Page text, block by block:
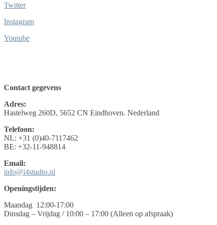
Twitter
Instagram
Youtube
Contact gegevens
Adres:
Hastelweg 260D, 5652 CN Eindhoven. Nederland
Telefoon:
NL: +31 (0)40-7117462
BE: +32-11-948814
Email:
info@i4studio.nl
Openingstijden:
Maandag 12:00-17:00
Dinsdag – Vrijdag / 10:00 – 17:00 (Alleen op afspraak)